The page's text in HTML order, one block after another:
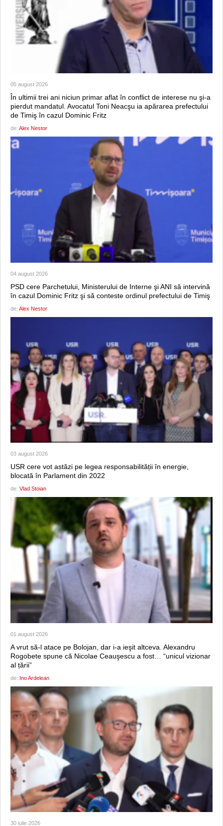
05 august 2026
În ultimii trei ani niciun primar aflat în conflict de interese nu şi-a
pierdut mandatul. Avocatul Toni Neacşu ia apărarea prefectului
de Timiş în cazul Dominic Fritz
de: Alex Nestor
04 august 2026
PSD cere Parchetului, Ministerului de Interne şi ANI să intervină
în cazul Dominic Fritz şi să conteste ordinul prefectului de Timiş
de: Alex Nestor
03 august 2026
USR cere vot astăzi pe legea responsabilității în energie,
blocată în Parlament din 2022
de: Vlad Stoian
01 august 2026
A vrut să-l atace pe Bolojan, dar i-a ieşit altceva. Alexandru
Rogobete spune că Nicolae Ceauşescu a fost… “unicul vizionar
al țării”
de: Ino Ardelean
30 iulie 2026